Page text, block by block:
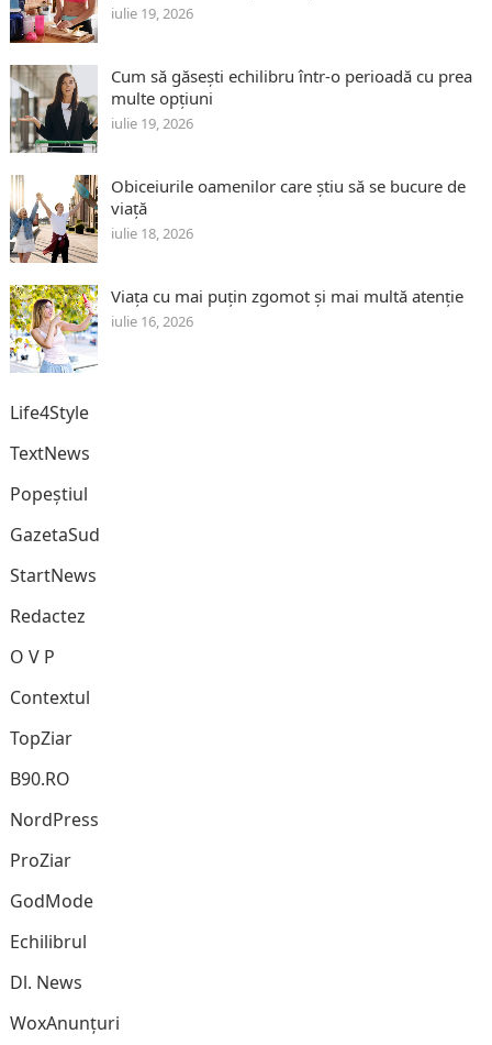
iulie 19, 2026
Cum să găsești echilibru într-o perioadă cu prea
multe opțiuni
iulie 19, 2026
Obiceiurile oamenilor care știu să se bucure de
viață
iulie 18, 2026
Viața cu mai puțin zgomot și mai multă atenție
iulie 16, 2026
Life4Style
TextNews
Popeștiul
GazetaSud
StartNews
Redactez
O V P
Contextul
TopZiar
B90.RO
NordPress
ProZiar
GodMode
Echilibrul
Dl. News
WoxAnunțuri